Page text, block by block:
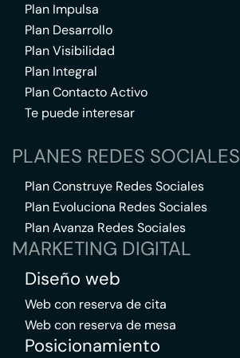
Plan Impulsa
Plan Desarrollo
Plan Visibilidad
Plan Integral
Plan Contacto Activo
Te puede interesar
PLANES REDES SOCIALES
Plan Construye Redes Sociales
Plan Evoluciona Redes Sociales
Plan Avanza Redes Sociales
MARKETING DIGITAL
Diseño web
Web con reserva de cita
Web con reserva de mesa
Posicionamiento